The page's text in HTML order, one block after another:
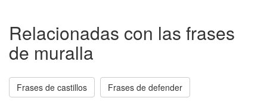
Relacionadas con las frases
de muralla
Frases de castillos Frases de defender